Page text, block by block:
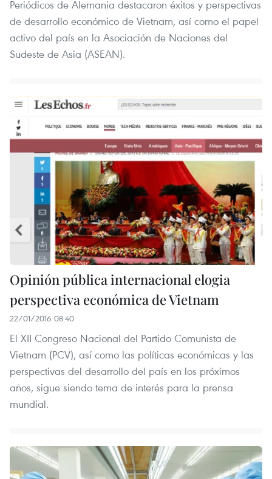
Periódicos de Alemania destacaron éxitos y perspectivas
de desarrollo económico de Vietnam, así como el papel
activo del país en la Asociación de Naciones del
Sudeste de Asia (ASEAN).
Opinión pública internacional elogia
perspectiva económica de Vietnam
22/01/2016 08:40
El XII Congreso Nacional del Partido Comunista de
Vietnam (PCV), así como las políticas económicas y las
perspectivas del desarrollo del país en los próximos
años, sigue siendo tema de interés para la prensa
mundial.